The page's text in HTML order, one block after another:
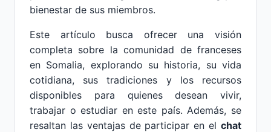
bienestar de sus miembros.
Este artículo busca ofrecer una visión
completa sobre la comunidad de franceses
en Somalia, explorando su historia, su vida
cotidiana, sus tradiciones y los recursos
disponibles para quienes desean vivir,
trabajar o estudiar en este país. Además, se
resaltan las ventajas de participar en el chat